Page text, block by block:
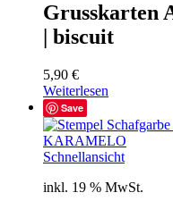
Grusskarten
| biscuit
5,90 €
Weiterlesen
Save
Schnellansicht
inkl. 19 % MwSt.